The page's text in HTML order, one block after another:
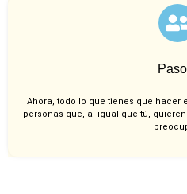
Ahora, todo lo que tienes que hacer
personas que, al igual que tú,